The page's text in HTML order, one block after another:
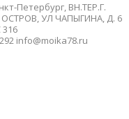
Петербург, ВН.ТЕР.Г.
УЛ ЧАПЫГИНА, Д. 6
info@moika78.ru